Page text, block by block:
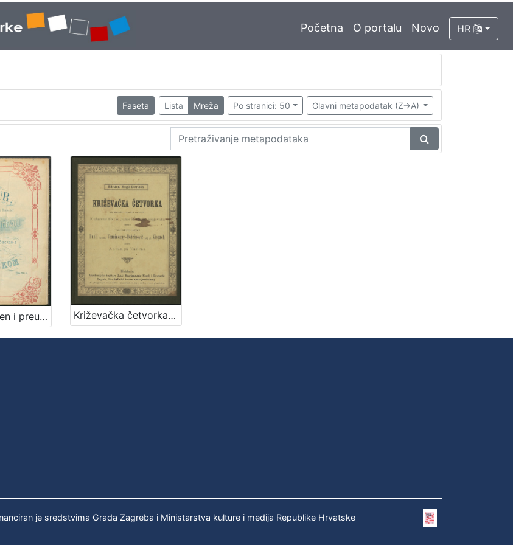
Početna O portalu Novo HR
Faseta Lista Mreža Po stranici: 50 Glavni metapodatak (Z->A)
Mazur : složen i preuzvišenoj gospoji baronici Sofii Jelačićevoj rodjenoj grofici od Strockau-a u dubokom štovanju posvetjen / V. Lisinskom Križevačka četvorka : [op. 1] / po hrvatskih narodnih napjevih Kuhačeve Sbirke južno slov.-nar. popjevaka skladao i visokorodjenoj gospodji Pauli barunici Vraniczany-Dobrinović rodj. pl. Kiepach posvetio Antun pl. Vancaš
je sredstvima Grada Zagreba i Ministarstva kulture i medija Republike Hrvatske